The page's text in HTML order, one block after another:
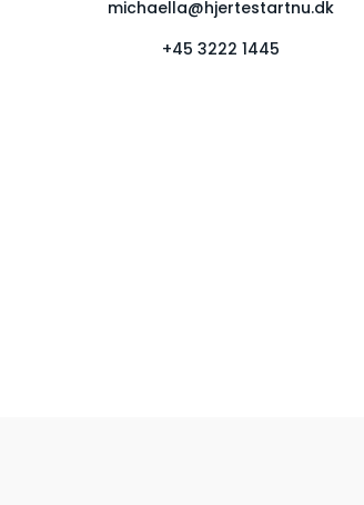
michaella@hjertestartnu.dk
+45 3222 1445